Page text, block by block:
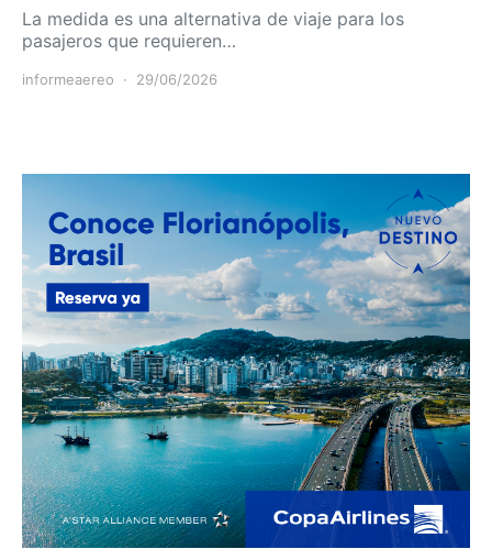
La medida es una alternativa de viaje para los
pasajeros que requieren…
informeaereo 29/06/2026